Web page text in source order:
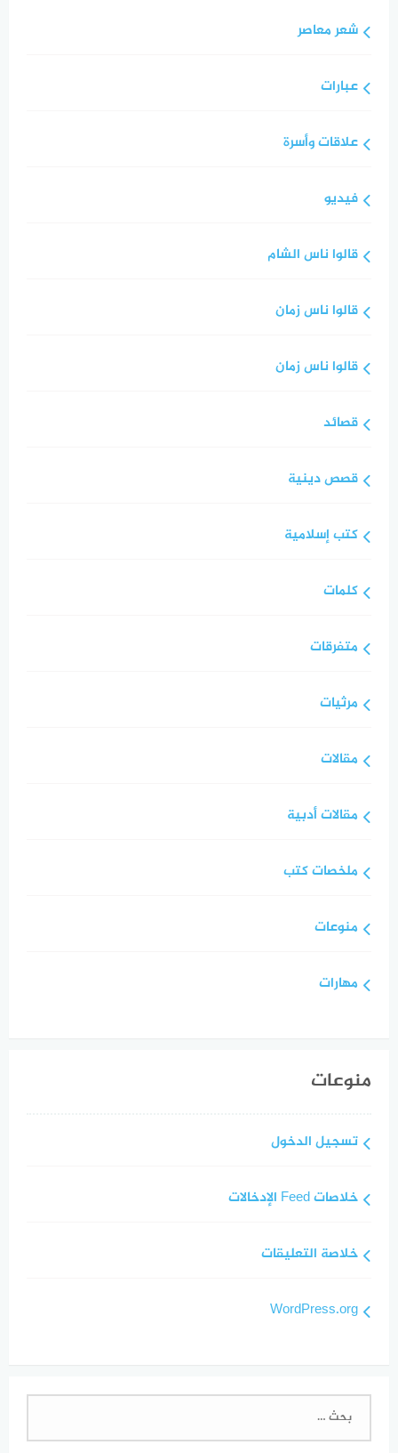
شعر معاصر
عبارات
علاقات وأسرة
فيديو
قالوا ناس الشام
قالوا ناس زمان
قالوا ناس زمان
قصائد
قصص دينية
كتب إسلامية
كلمات
متفرقات
مرثيات
مقالات
مقالات أدبية
ملخصات كتب
منوعات
مهارات
منوعات
تسجيل الدخول
خلاصات Feed الإدخالات
خلاصة التعليقات
WordPress.org
البحث